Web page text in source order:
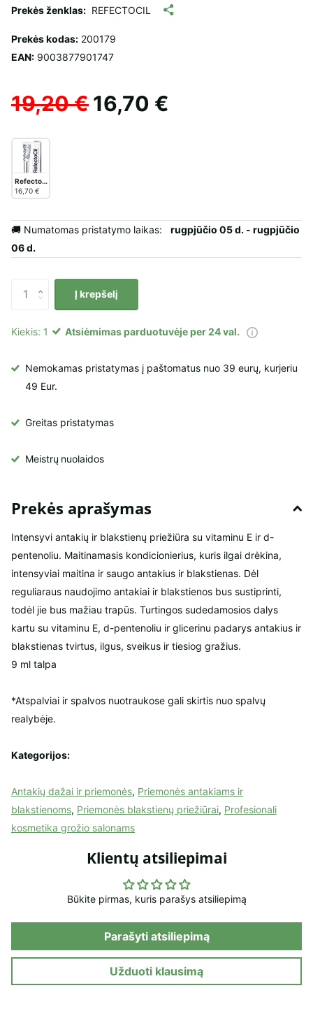
Prekės ženklas: REFECTOCIL
Prekės kodas: 200179
EAN: 9003877901747
19,20 €16,70 €
RefectoCil Styling Gel maitinamasis stilizavimo kondicionierius, 9 ml.
16,70 €
🚚 Numatomas pristatymo laikas: rugpjūčio 05 d. - rugpjūčio
06 d.
Į krepšelį
Kiekis: 1 Atsiėmimas parduotuvėje per 24 val.
Nemokamas pristatymas į paštomatus nuo 39 eurų, kurjeriu
49 Eur.
Greitas pristatymas
Meistrų nuolaidos
Prekės aprašymas
Intensyvi antakių ir blakstienų priežiūra su vitaminu E ir d-
pentenoliu. Maitinamasis kondicionierius, kuris ilgai drėkina,
intensyviai maitina ir saugo antakius ir blakstienas. Dėl
reguliaraus naudojimo antakiai ir blakstienos bus sustiprinti,
todėl jie bus mažiau trapūs. Turtingos sudedamosios dalys
kartu su vitaminu E, d-pentenoliu ir glicerinu padarys antakius ir
blakstienas tvirtus, ilgus, sveikus ir tiesiog gražius.
9 ml talpa
*Atspalviai ir spalvos nuotraukose gali skirtis nuo spalvų
realybėje.
Kategorijos:
Antakių dažai ir priemonės, Priemonės antakiams ir
blakstienoms, Priemonės blakstienų priežiūrai, Profesionali
kosmetika grožio salonams
Klientų atsiliepimai
Būkite pirmas, kuris parašys atsiliepimą
Parašyti atsiliepimą
Užduoti klausimą